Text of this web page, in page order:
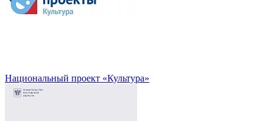
Национальный проект «Культура»